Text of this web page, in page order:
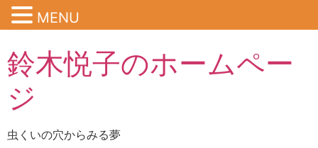
鈴木悦子のホームペー
ジ
虫くいの穴からみる夢
MENU